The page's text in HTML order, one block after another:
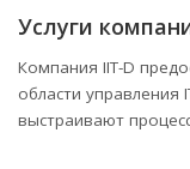
Услуги
Компания IIT-D
области управления
выстраивают